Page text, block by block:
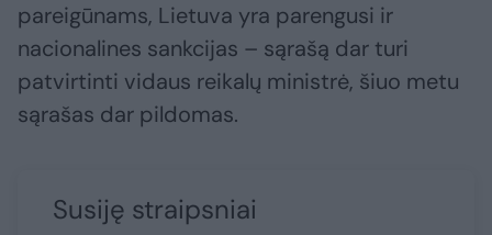
pareigūnams, Lietuva yra parengusi ir
nacionalines sankcijas – sąrašą dar turi
patvirtinti vidaus reikalų ministrė, šiuo metu
sąrašas dar pildomas.
Susiję straipsniai